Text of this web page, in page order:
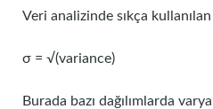
Veri analizinde sıkça
σ = √(variance)
Burada bazı dağılımlarda